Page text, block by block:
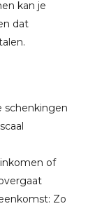
kan je
dat
schenkingen
of
Zo